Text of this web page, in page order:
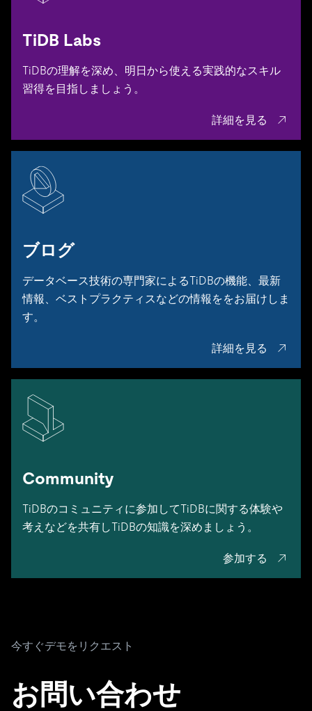
TiDB Labs
TiDBの理解を深め、明日から使える実践的なスキル
習得を目指しましょう。
詳細を見る
ブログ
データベース技術の専門家によるTiDBの機能、最新
情報、ベストプラクティスなどの情報ををお届けしま
す。
詳細を見る
Community
TiDBのコミュニティに参加してTiDBに関する体験や
考えなどを共有しTiDBの知識を深めましょう。
参加する
今すぐデモをリクエスト
お問い合わせ